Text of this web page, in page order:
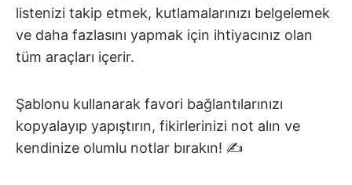
listenizi takip etmek, kutlamalarınızı belgelemek
ve daha fazlasını yapmak için ihtiyacınız olan
tüm araçları içerir.
Şablonu kullanarak favori bağlantılarınızı
kopyalayıp yapıştırın, fikirlerinizi not alın ve
kendinize olumlu notlar bırakın! ✍️